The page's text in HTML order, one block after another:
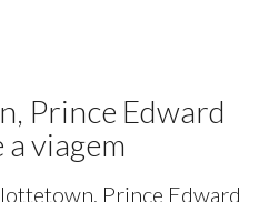
Prince Edward
viagem
Prince Edward